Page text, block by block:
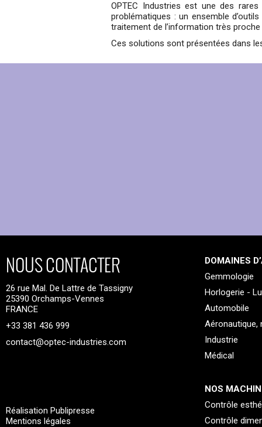
OPTEC Industries est une des
problématiques : un ensemble
traitement de l’information très
Ces solutions sont présentées dans
NOUS CONTACTER
26 rue Mal. De Lattre de Tassigny
25390 Orchamps-Vennes
FRANCE
+33 381 436 999
contact@optec-industries.com
DOMAINES
Gemmologie
Horlogerie -
Automobile
Aéronautique,
Industrie
Médical
NOS
Contrôle
Contrôle
Réalisation Publipresse
Mentions légales